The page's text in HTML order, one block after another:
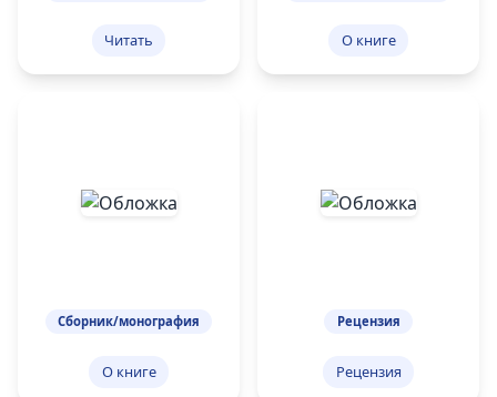
Читать О книге
Сборник/монография
О книге
Рецензия
Рецензия